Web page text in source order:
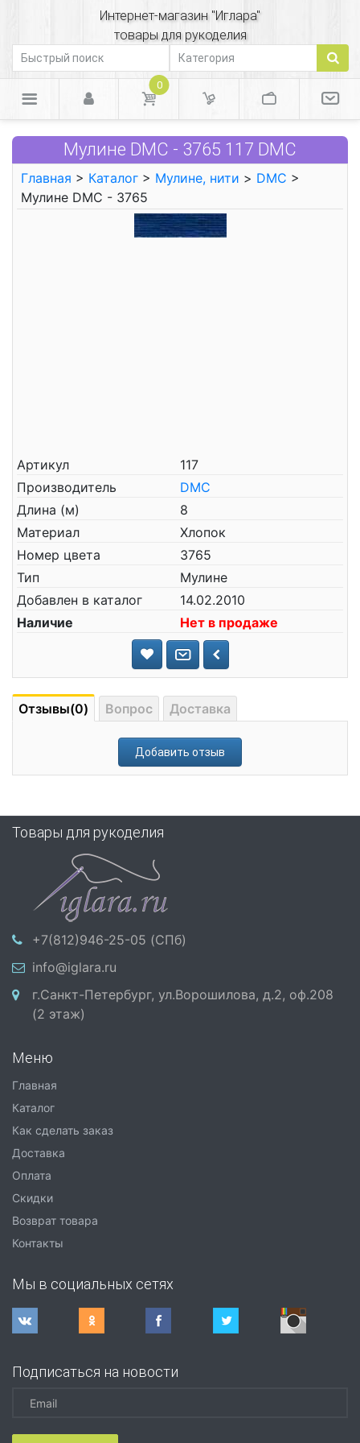
Интернет-магазин "Иглара"
товары для рукоделия
0
Мулине DMC - 3765 117 DMC
Главная > Каталог > Мулине, нити > DMC >
Мулине DMC - 3765
Артикул
117
Производитель
DMC
Длина (м)
8
Материал
Хлопок
Номер цвета
3765
Тип
Мулине
Добавлен в каталог
14.02.2010
Наличие
Нет в продаже
Отзывы(0) Вопрос Доставка
Добавить отзыв
Товары для рукоделия
+7(812)946-25-05 (СПб)
info@iglara.ru
г.Санкт-Петербург, ул.Ворошилова, д.2, оф.208
(2 этаж)
Меню
Главная
Каталог
Как сделать заказ
Доставка
Оплата
Скидки
Возврат товара
Контакты
Мы в социальных сетях
Подписаться на новости